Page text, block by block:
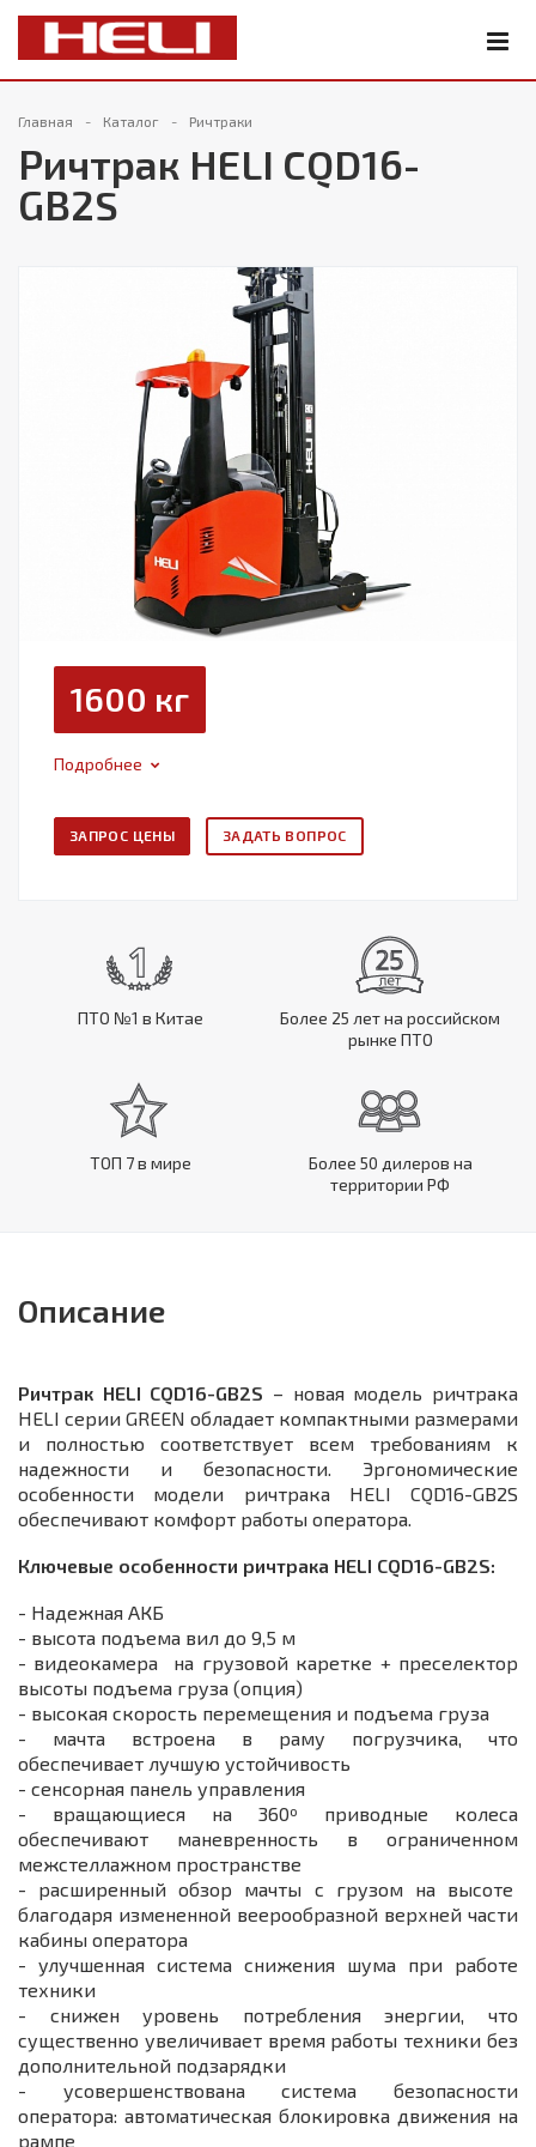
Главная Каталог Ричтраки
Ричтрак HELI CQD16-
GB2S
1600 кг
Подробнее
ЗАПРОС ЦЕНЫ ЗАДАТЬ ВОПРОС
ПТО №1 в Китае
Более 25 лет на российском
рынке ПТО
ТОП 7 в мире
Более 50 дилеров на
территории РФ
Описание
Ричтрак HELI CQD16-GB2S – новая модель ричтрака
HELI серии GREEN обладает компактными размерами
и полностью соответствует всем требованиям к
надежности и безопасности. Эргономические
особенности модели ричтрака HELI CQD16-GB2S
обеспечивают комфорт работы оператора.
Ключевые особенности ричтрака HELI CQD16-GB2S:
- Надежная АКБ
- высота подъема вил до 9,5 м
- видеокамера на грузовой каретке + преселектор
высоты подъема груза (опция)
- высокая скорость перемещения и подъема груза
- мачта встроена в раму погрузчика, что
обеспечивает лучшую устойчивость
- сенсорная панель управления
- вращающиеся на 360º приводные колеса
обеспечивают маневренность в ограниченном
межстеллажном пространстве
- расширенный обзор мачты с грузом на высоте
благодаря измененной веерообразной верхней части
кабины оператора
- улучшенная система снижения шума при работе
техники
- снижен уровень потребления энергии, что
существенно увеличивает время работы техники без
дополнительной подзарядки
- усовершенствована система безопасности
оператора: автоматическая блокировка движения на
рампе